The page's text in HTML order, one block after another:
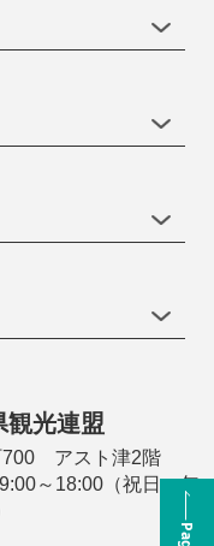
観光連盟
700 アスト津2階
～18:00（祝日・年